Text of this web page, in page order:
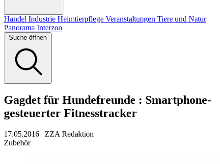
Handel Industrie Heimtierpflege Veranstaltungen Tiere und Natur
Panorama Interzoo
Suche öffnen
Gagdet für Hundefreunde : Smartphone-
gesteuerter Fitnesstracker
17.05.2016 | ZZA Redaktion
Zubehör